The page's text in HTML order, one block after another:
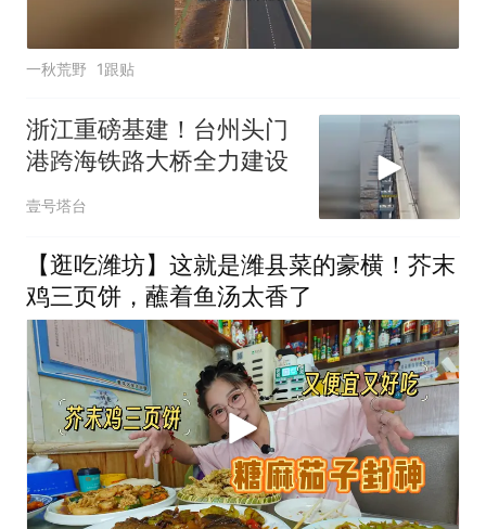
一秋荒野 1跟贴
浙江重磅基建！台州头门
港跨海铁路大桥全力建设
壹号塔台
【逛吃潍坊】这就是潍县菜的豪横！芥末
鸡三页饼，蘸着鱼汤太香了